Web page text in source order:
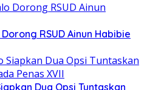
RSUD Ainun Habibie
Dua Opsi Tuntaskan